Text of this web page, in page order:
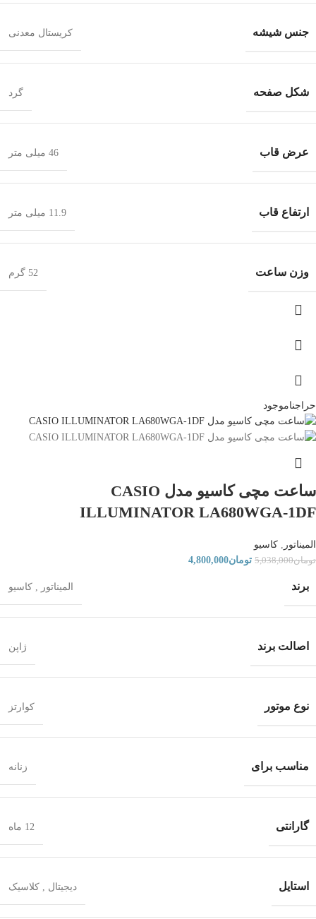
جنس شیشه کریستال معدنی
شکل صفحه گرد
عرض قاب 46 میلی متر
ارتفاع قاب 11.9 میلی متر
وزن ساعت 52 گرم
حراجناموجود
ساعت مچی کاسیو مدل CASIO
ILLUMINATOR LA680WGA-1DF
المیناتور , کاسیو
تومان5,038,000 تومان4,800,000
برند المیناتور , کاسیو
اصالت برند ژاپن
نوع موتور کوارتز
مناسب برای زنانه
گارانتی 12 ماه
استایل دیجیتال , کلاسیک